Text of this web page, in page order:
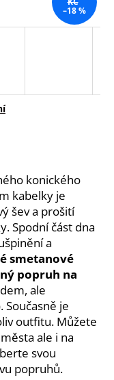
konického
kabelky je
šev a prošití
Spodní část dna
a
smetanové
popruh na
ale
je
outfitu. Můžete
ale i na
svou
popruhů.
–18 %